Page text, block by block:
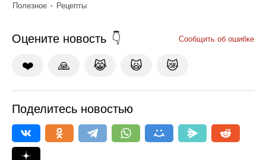
Полезное Рецепты
Оцените новость Сообщить об ошибке
❤️ 🙏 😹 🙀 😿
Поделитесь новостью